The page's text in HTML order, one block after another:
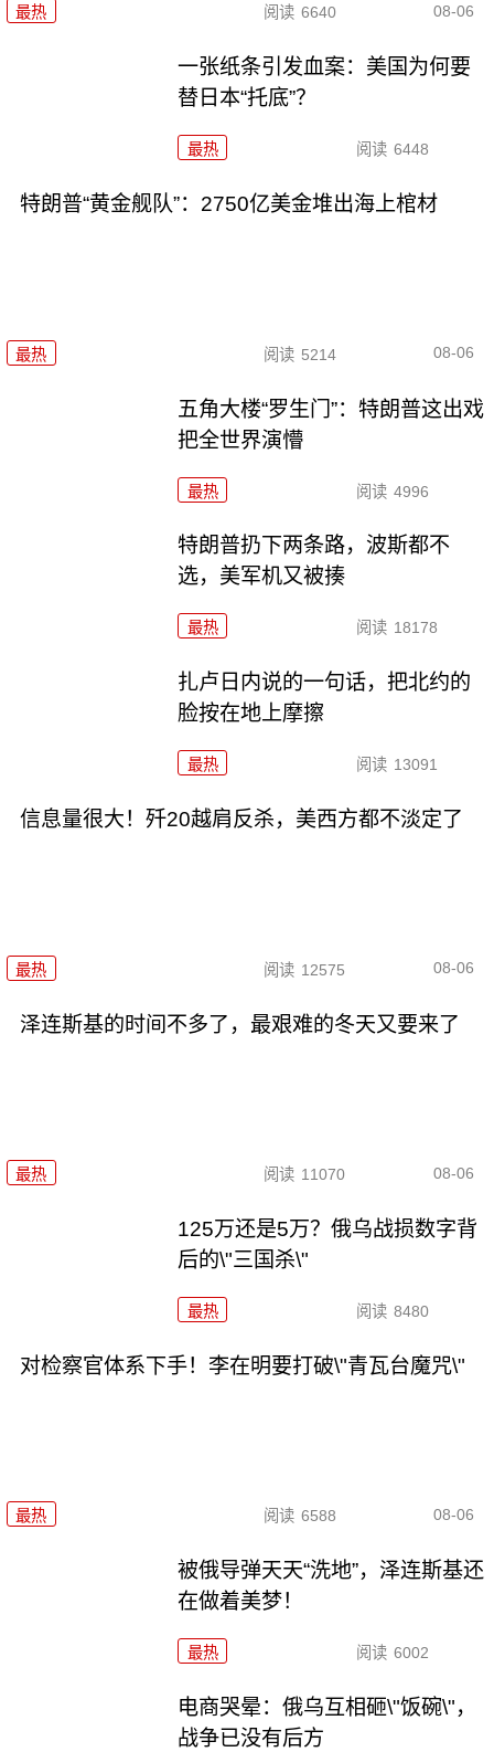
最热 阅读 6640 08-06
一张纸条引发血案：美国为何要
替日本“托底”？
最热 阅读 6448
特朗普“黄金舰队”：2750亿美金堆出海上棺材
最热 阅读 5214 08-06
五角大楼“罗生门”：特朗普这出戏
把全世界演懵
最热 阅读 4996
特朗普扔下两条路，波斯都不
选，美军机又被揍
最热 阅读 18178
扎卢日内说的一句话，把北约的
脸按在地上摩擦
最热 阅读 13091
信息量很大！歼20越肩反杀，美西方都不淡定了
最热 阅读 12575 08-06
泽连斯基的时间不多了，最艰难的冬天又要来了
最热 阅读 11070 08-06
125万还是5万？俄乌战损数字背
后的\"三国杀\"
最热 阅读 8480
对检察官体系下手！李在明要打破\"青瓦台魔咒\"
最热 阅读 6588 08-06
被俄导弹天天“洗地”，泽连斯基还
在做着美梦！
最热 阅读 6002
电商哭晕：俄乌互相砸\"饭碗\"，
战争已没有后方